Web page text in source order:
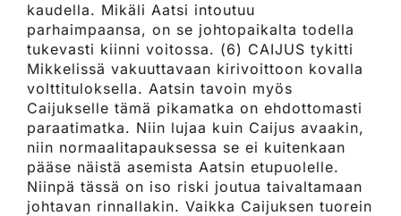
kaudella. Mikäli Aatsi intoutuu
parhaimpaansa, on se johtopaikalta todella
tukevasti kiinni voitossa. (6) CAIJUS tykitti
Mikkelissä vakuuttavaan kirivoittoon kovalla
volttituloksella. Aatsin tavoin myös
Caijukselle tämä pikamatka on ehdottomasti
paraatimatka. Niin lujaa kuin Caijus avaakin,
niin normaalitapauksessa se ei kuitenkaan
pääse näistä asemista Aatsin etupuolelle.
Niinpä tässä on iso riski joutua taivaltamaan
johtavan rinnallakin. Vaikka Caijuksen tuorein